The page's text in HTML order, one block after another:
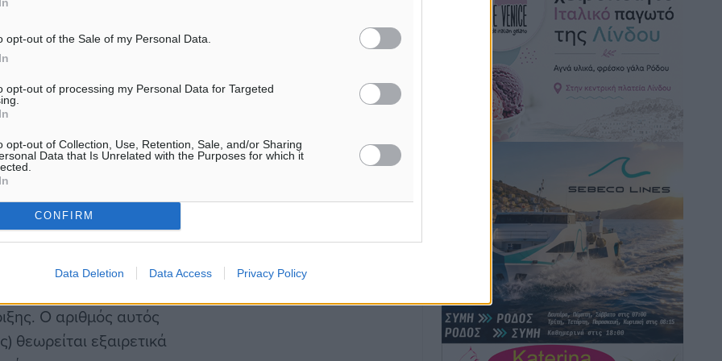
opt-out of the Sale of my Personal Data.
opt-out of processing my Personal Data for Targeted
opt-out of Collection, Use, Retention, Sale, and/or Sharing
Data that Is Unrelated with the Purposes for which it
CONFIRM
Data Deletion Data Access Privacy Policy
Διεύθυνση Κοινωνικής
από την 1η
Συμβουλευτικό
35 νέες υποδοχές
που βρήκαν το σθένος
ζητώντας
10 επάνοδοι.
ζητήσει βοήθεια στο
βίας ή νέων
Ο αριθμός αυτός
θεωρείται εξαιρετικά
Hotels – Χατζηλαζάρου – Προχωρά
καινούργιο ξενοδοχείο στην Κω
Τοπικές Ειδήσεις•
Αυτοκίνητο μπήκε παράνομα σε
μονόδρομο στο Μαστιχάρι –
Αναποδογύρισε όχημα με μητέρα και
πριν 4 ώρες
“Η Ευρώπη αντιμετώπιζε το
προσφυγικό σαν ταινία τρόμου” – Η
συγκλονιστική μαρτυρία της Χαρούλας
Γιασιράνη στον RV για τα γεγονότα που
οδήγησαν στο Σύμφωνο της Λέρου
Τοπικές Ειδήσεις• πριν 4 ώρες
Συναυλία με τον Γιάννη Κότσιρα στις